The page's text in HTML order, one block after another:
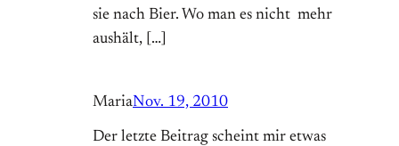
sie nach Bier. Wo man es nicht mehr
aushält, […]
MariaNov. 19, 2010
Der letzte Beitrag scheint mir etwas